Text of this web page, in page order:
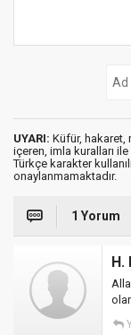
UYARI: Küfür, hakaret,
içeren, imla kuralları ile
Türkçe karakter
onaylanmamaktadır.
1 Yorum
H.